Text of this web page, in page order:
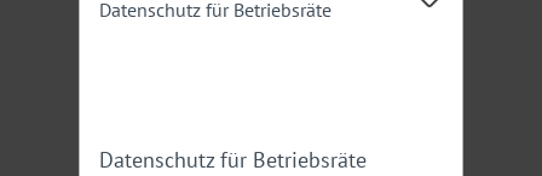
Datenschutz für Betriebsräte